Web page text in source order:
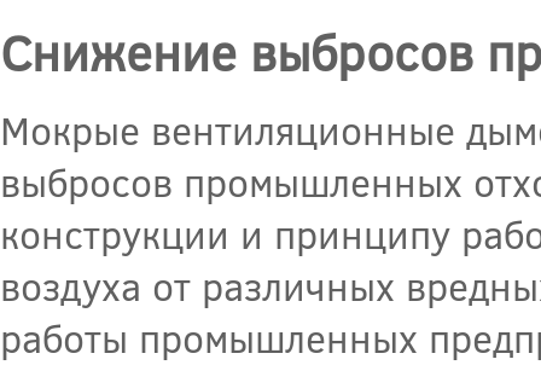
Снижение выбросов
Мокрые вентиляционные
выбросов промышленных
конструкции и принципу
воздуха от различных
работы промышленных